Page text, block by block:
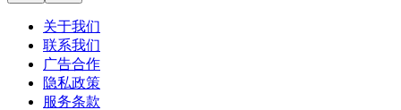
关于我们
联系我们
广告合作
隐私政策
服务条款